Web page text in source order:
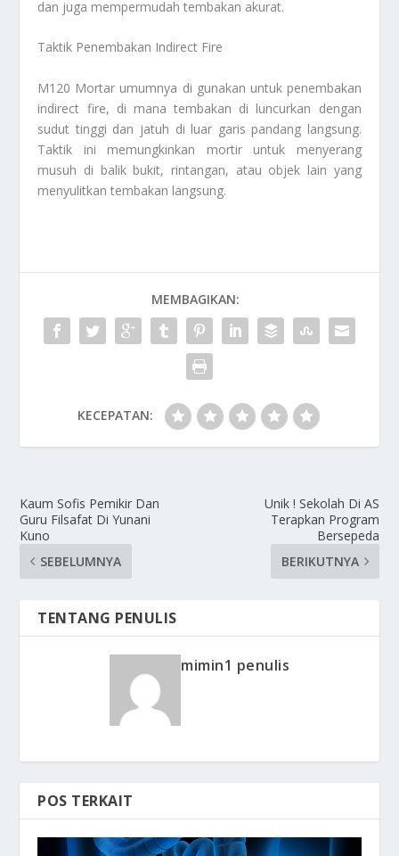
dan juga mempermudah tembakan akurat.
Taktik Penembakan Indirect Fire
M120 Mortar umumnya di gunakan untuk penembakan
indirect fire, di mana tembakan di luncurkan dengan
sudut tinggi dan jatuh di luar garis pandang langsung.
Taktik ini memungkinkan mortir untuk menyerang
musuh di balik bukit, rintangan, atau objek lain yang
menyulitkan tembakan langsung.
MEMBAGIKAN:
KECEPATAN:
Kaum Sofis Pemikir Dan
Guru Filsafat Di Yunani
Kuno
SEBELUMNYA
Unik ! Sekolah Di AS
Terapkan Program
Bersepeda
BERIKUTNYA
TENTANG PENULIS
mimin1 penulis
POS TERKAIT